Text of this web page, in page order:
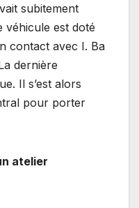
subitement
véhicule est doté
contact avec I. Ba
dernière
Il s’est alors
pour porter
atelier